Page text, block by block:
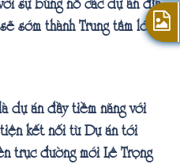
sự bùng nổ các dự án địa
sớm thành Trung tâm lớn
dự án đầy tiềm năng với
kết nối từ Dự án tới
trục đường mới Lê Trọng